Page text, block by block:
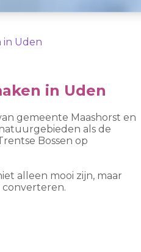
in Uden
in Uden
gemeente Maashorst en
als de
Bossen op
alleen mooi zijn, maar